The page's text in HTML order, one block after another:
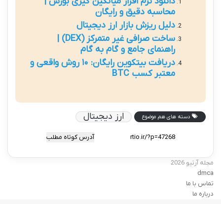
محاسبه دقیق و رایگان
دلیل ریزش بازار ارز دیجیتال
ساخت صرافی غیر متمرکز (DEX) |
راهنمای جامع و گام به گام
دریافت بیتکوین رایگان: ۱۰ روش واقعی و
معتبر کسب BTC
دسته های هم موضوع ارز دیجیتال
آدرس کوتاه مطلب
مجله آرتیو 2026
dmca
تماس با ما
درباره ما